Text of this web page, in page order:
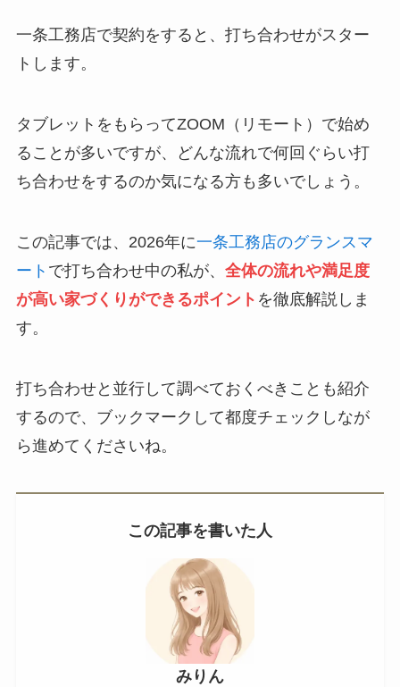
一条工務店で契約をすると、打ち合わせがスター
トします。
タブレットをもらってZOOM（リモート）で始め
ることが多いですが、どんな流れで何回ぐらい打
ち合わせをするのか気になる方も多いでしょう。
この記事では、2026年に一条工務店のグランスマ
ート で打ち合わせ中の私が、 全体の流れや満足度
が高い家づくりができるポイント を徹底解説しま
す。
打ち合わせと並行して調べておくべきことも紹介
するので、ブックマークして都度チェックしなが
ら進めてくださいね。
この記事を書いた人
みりん